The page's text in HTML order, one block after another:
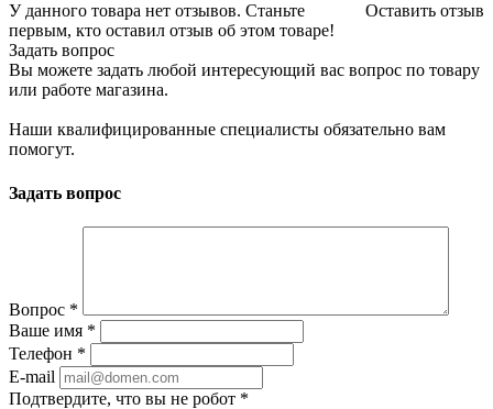
Оставить отзыв
У данного товара нет отзывов. Станьте
первым, кто оставил отзыв об этом товаре!
Задать вопрос
Вы можете задать любой интересующий вас вопрос по товару
или работе магазина.
Наши квалифицированные специалисты обязательно вам
помогут.
Задать вопрос
Вопрос *
Ваше имя *
Телефон *
E-mail
Подтвердите, что вы не робот *